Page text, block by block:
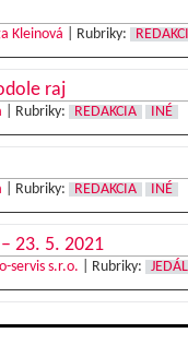
Kleinová Rubriky:
raj
Rubriky: REDAKCIA INÉ
Rubriky: REDAKCIA INÉ
23. 5. 2021
servis s.r.o. Rubriky: